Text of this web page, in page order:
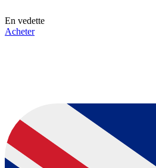
En vedette
Acheter